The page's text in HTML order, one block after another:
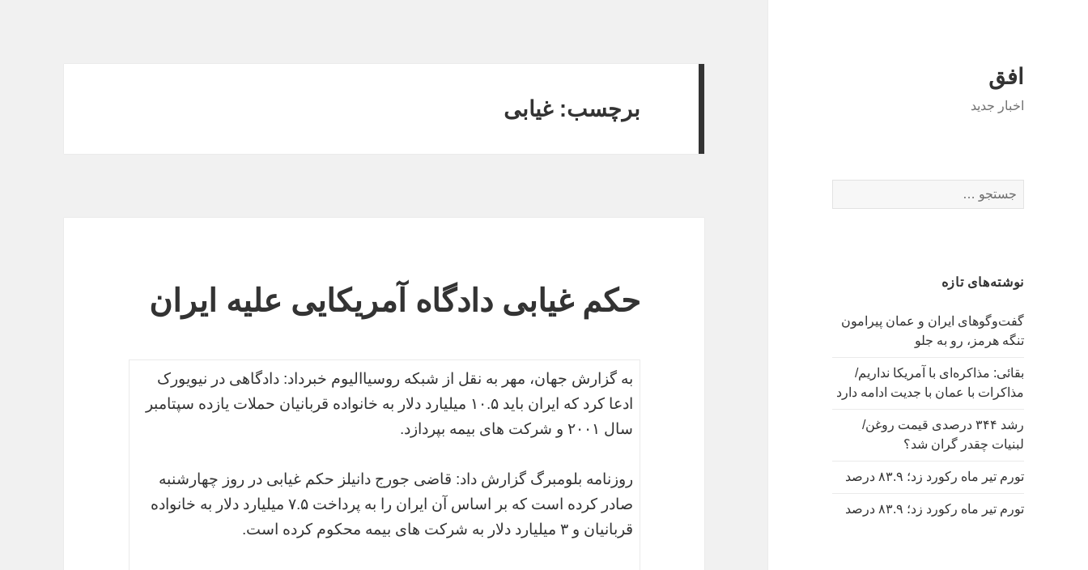
افق
اخبار جدید
برای:
نوشته‌های تازه
گفت‌وگوهای ایران و عمان پیرامون
تنگه هرمز، رو به جلو
بقائی: مذاکره‌ای با آمریکا نداریم/
مذاکرات با عمان با جدیت ادامه دارد
رشد ۳۴۴ درصدی قیمت روغن/
لبنیات چقدر گران شد؟
تورم تیر ماه رکورد زد؛ ۸۳.۹ درصد
تورم تیر ماه رکورد زد؛ ۸۳.۹ درصد
برچسب:غیابی
حکم غیابی دادگاه آمریکایی علیه ایران
به گزارش جهان، مهر به نقل از شبکه روسیاالیوم خبرداد: دادگاهی در نیویورک
ادعا کرد که ایران باید ۱۰.۵ میلیارد دلار به خانواده قربانیان حملات یازده سپتامبر
سال ۲۰۰۱ و شرکت های بیمه بپردازد.
روزنامه بلومبرگ گزارش داد: قاضی جورج دانیلز حکم غیابی در روز چهارشنبه
صادر کرده است که بر اساس آن ایران را به پرداخت ۷.۵ میلیارد دلار به خانواده
قربانیان و ۳ میلیارد دلار به شرکت های بیمه محکوم کرده است.